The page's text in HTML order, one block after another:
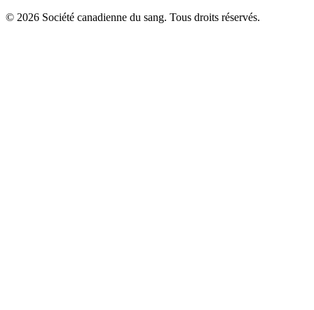
© 2026 Société canadienne du sang. Tous droits réservés.